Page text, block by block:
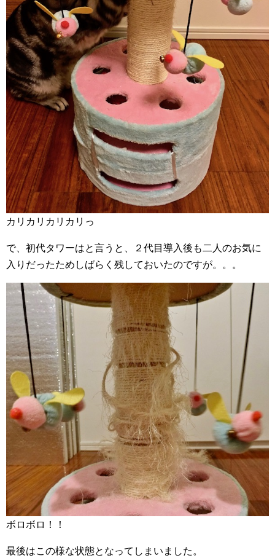
カリカリカリカリっ
で、初代タワーはと言うと、２代目導入後も二人のお気に
入りだったためしばらく残しておいたのですが。。。
ボロボロ！！
最後はこの様な状態となってしまいました。